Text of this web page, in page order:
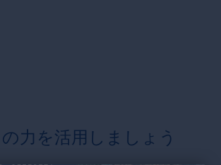
力を活用しましょう